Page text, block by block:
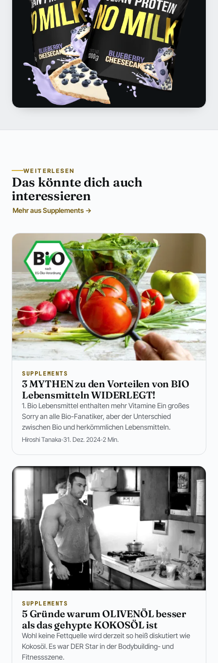
WEITERLESEN
Das könnte dich auch
interessieren
Mehr aus Supplements →
SUPPLEMENTS
3 MYTHEN zu den Vorteilen von BIO
Lebensmitteln WIDERLEGT!
1. Bio Lebensmittel enthalten mehr Vitamine Ein großes
Sorry an alle Bio-Fanatiker, aber der Unterschied
zwischen Bio und herkömmlichen Lebensmitteln.
Hiroshi Tanaka 31. Dez. 2024 2 Min.
SUPPLEMENTS
5 Gründe warum OLIVENÖL besser
als das gehypte KOKOSÖL ist
Wohl keine Fettquelle wird derzeit so heiß diskutiert wie
Kokosöl. Es war DER Star in der Bodybuilding- und
Fitnessszene.